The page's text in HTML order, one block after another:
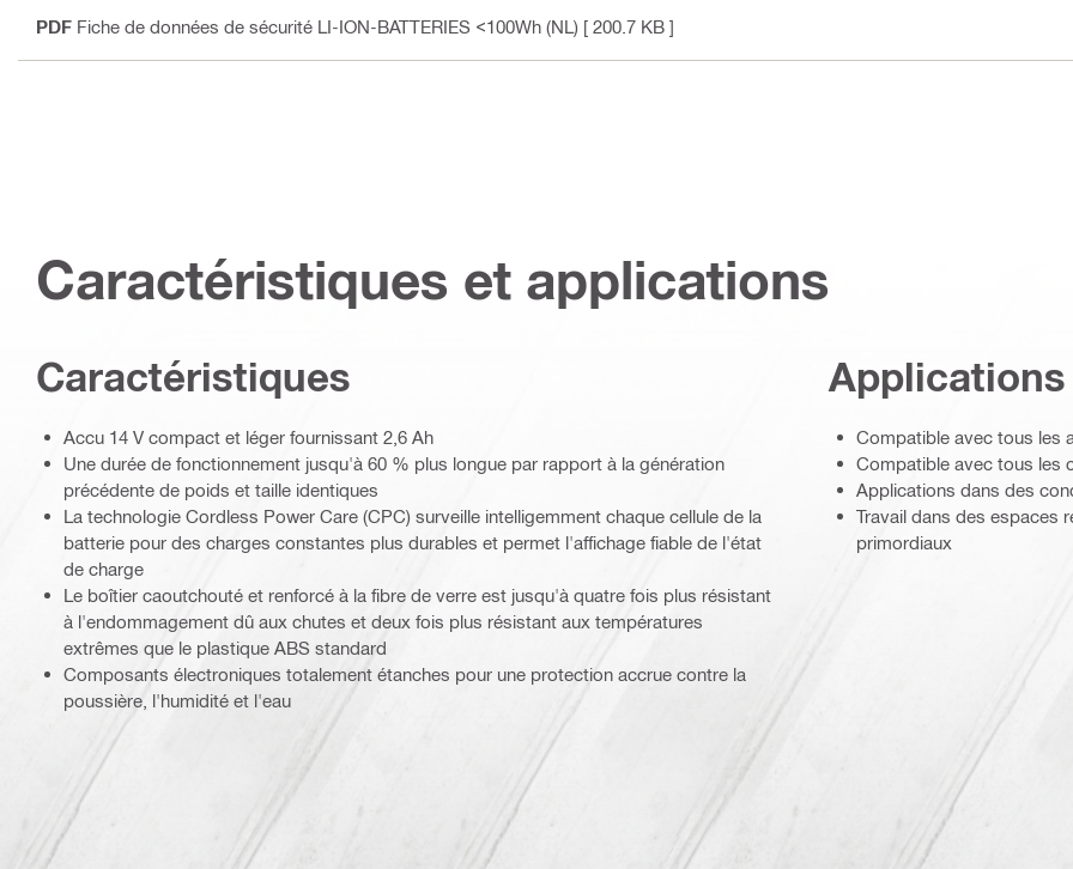
PDF Fiche de données de sécurité LI-ION-BATTERIES <100Wh (NL) [ 200.7 KB ]
Caractéristiques et applications
Caractéristiques
Accu 14 V compact et léger fournissant 2,6 Ah
Une durée de fonctionnement jusqu'à 60 % plus longue par rapport à la génération
précédente de poids et taille identiques
La technologie Cordless Power Care (CPC) surveille intelligemment chaque cellule de la
batterie pour des charges constantes plus durables et permet l'affichage fiable de l'état
de charge
Le boîtier caoutchouté et renforcé à la fibre de verre est jusqu'à quatre fois plus résistant
à l'endommagement dû aux chutes et deux fois plus résistant aux températures
extrêmes que le plastique ABS standard
Composants électroniques totalement étanches pour une protection accrue contre la
poussière, l'humidité et l'eau
Applications
Compatible avec tous les
Compatible avec tous les
Applications dans des
Travail dans des espaces
primordiaux